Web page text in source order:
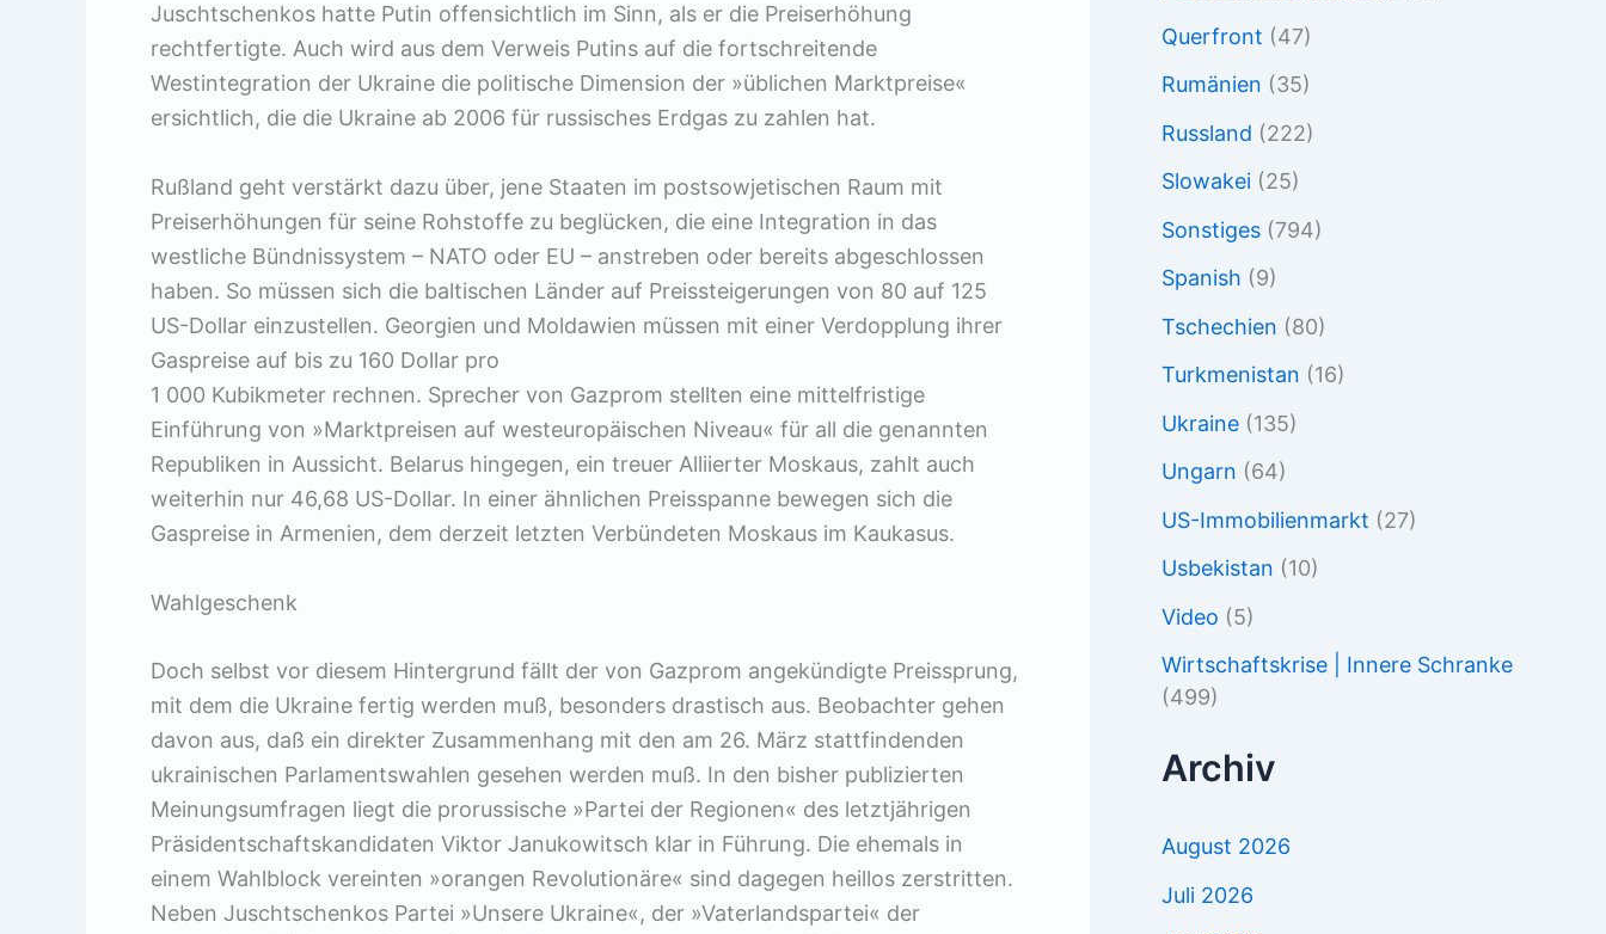
Juschtschenkos hatte Putin offensichtlich im Sinn, als er die Preiserhöhung
rechtfertigte. Auch wird aus dem Verweis Putins auf die fortschreitende
Westintegration der Ukraine die politische Dimension der »üblichen Marktpreise«
ersichtlich, die die Ukraine ab 2006 für russisches Erdgas zu zahlen hat.
Rußland geht verstärkt dazu über, jene Staaten im postsowjetischen Raum mit
Preiserhöhungen für seine Rohstoffe zu beglücken, die eine Integration in das
westliche Bündnissystem – NATO oder EU – anstreben oder bereits abgeschlossen
haben. So müssen sich die baltischen Länder auf Preissteigerungen von 80 auf 125
US-Dollar einzustellen. Georgien und Moldawien müssen mit einer Verdopplung ihrer
Gaspreise auf bis zu 160 Dollar pro
1 000 Kubikmeter rechnen. Sprecher von Gazprom stellten eine mittelfristige
Einführung von »Marktpreisen auf westeuropäischen Niveau« für all die genannten
Republiken in Aussicht. Belarus hingegen, ein treuer Alliierter Moskaus, zahlt auch
weiterhin nur 46,68 US-Dollar. In einer ähnlichen Preisspanne bewegen sich die
Gaspreise in Armenien, dem derzeit letzten Verbündeten Moskaus im Kaukasus.
Wahlgeschenk
Doch selbst vor diesem Hintergrund fällt der von Gazprom angekündigte Preissprung,
mit dem die Ukraine fertig werden muß, besonders drastisch aus. Beobachter gehen
davon aus, daß ein direkter Zusammenhang mit den am 26. März stattfindenden
ukrainischen Parlamentswahlen gesehen werden muß. In den bisher publizierten
Meinungsumfragen liegt die prorussische »Partei der Regionen« des letztjährigen
Präsidentschaftskandidaten Viktor Janukowitsch klar in Führung. Die ehemals in
einem Wahlblock vereinten »orangen Revolutionäre« sind dagegen heillos zerstritten.
Neben Juschtschenkos Partei »Unsere Ukraine«, der »Vaterlandspartei« der
Querfront (47)
Rumänien (35)
Russland (222)
Slowakei (25)
Sonstiges (794)
Spanish (9)
Tschechien (80)
Turkmenistan (16)
Ukraine (135)
Ungarn (64)
US-Immobilienmarkt (27)
Usbekistan (10)
Video (5)
Wirtschaftskrise | Innere Schranke
(499)
Archiv
August 2026
Juli 2026